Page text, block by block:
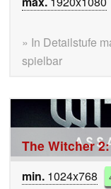
» In Detailstufe
spielbar
The Witcher
min. 1024x768